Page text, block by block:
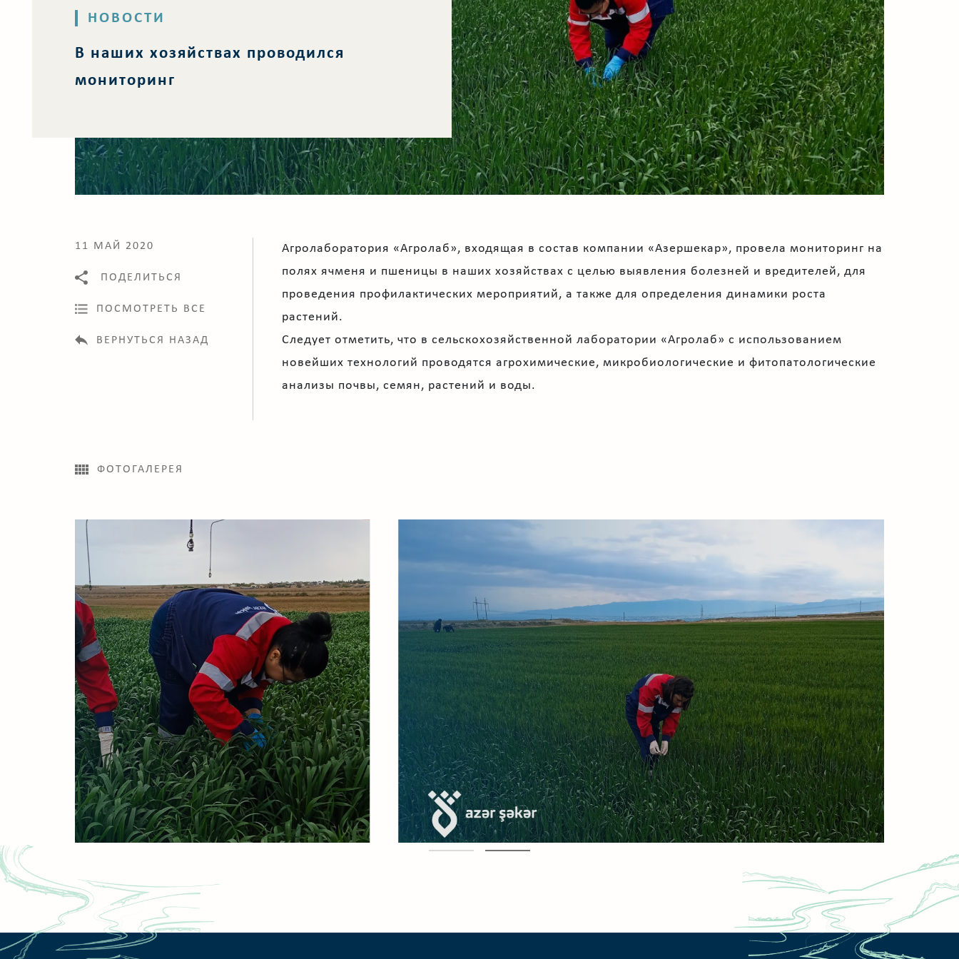
НОВОСТИ
В наших хозяйствах проводился
мониторинг
11 МАЙ 2020
ПОДЕЛИТЬСЯ
ПОСМОТРЕТЬ ВСЕ
ВЕРНУТЬСЯ НАЗАД
Агролаборатория «Агролаб», входящая в состав компании «Азершекар», провела мониторинг на
полях ячменя и пшеницы в наших хозяйствах с целью выявления болезней и вредителей, для
проведения профилактических мероприятий, а также для определения динамики роста
растений.
Следует отметить, что в сельскохозяйственной лаборатории «Агролаб» с использованием
новейших технологий проводятся агрохимические, микробиологические и фитопатологические
анализы почвы, семян, растений и воды.
ФОТОГАЛЕРЕЯ